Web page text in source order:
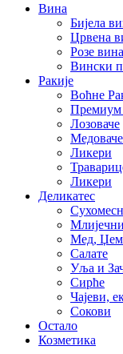
Вина
Бијела
Црвена
Розе вина
Вински
Ракије
Воћне
Премиум
Лозоваче
Ликери
Ликери
Деликатес
Мед,
Салате
Уља и
Сирће
Чајеви,
Сокови
Остало
Козметика